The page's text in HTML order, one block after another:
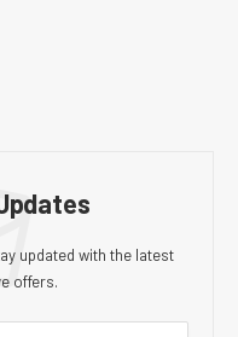
updated with the latest
offers.